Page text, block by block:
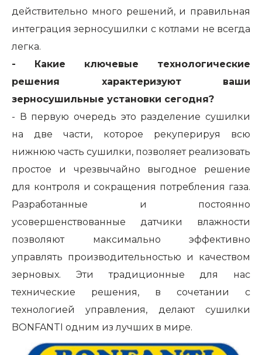
действительно много решений, и правильная
интеграция зерносушилки с котлами не всегда
легка.
- Какие ключевые технологические
решения характеризуют ваши
зерносушильные установки сегодня?
- В первую очередь это разделение сушилки
на две части, которое рекуперируя всю
нижнюю часть сушилки, позволяет реализовать
простое и чрезвычайно выгодное решение
для контроля и сокращения потребления газа.
Разработанные и постоянно
усовершенствованные датчики влажности
позволяют максимально эффективно
управлять производительностью и качеством
зерновых. Эти традиционные для нас
технические решения, в сочетании с
технологией управления, делают сушилки
BONFANTI одним из лучших в мире.